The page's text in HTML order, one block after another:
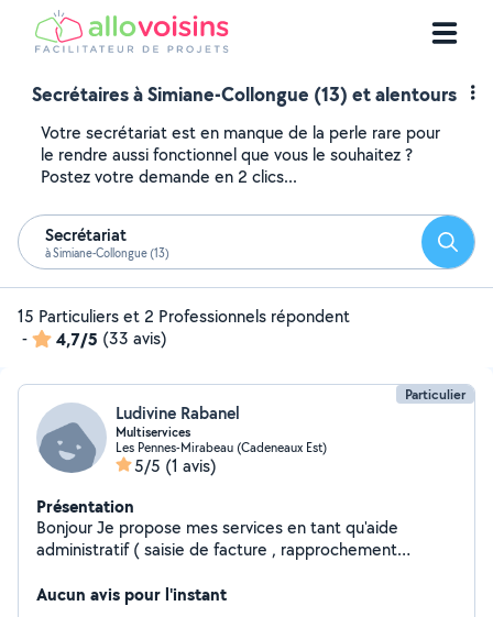
Secrétaires à Simiane-Collongue (13) et alentours
Votre secrétariat est en manque de la perle rare pour
le rendre aussi fonctionnel que vous le souhaitez ?
Postez votre demande en 2 clics...
Secrétariat
à Simiane-Collongue (13)
15 Particuliers et 2 Professionnels répondent
-
4,7/5 (33 avis)
Particulier
Ludivine Rabanel
Multiservices
Les Pennes-Mirabeau (Cadeneaux Est)
5/5 (1 avis)
Présentation
Bonjour Je propose mes services en tant qu'aide
administratif ( saisie de facture , rapprochement
ménage ainsi que accompagnement et gardes de
Aucun avis pour l'instant